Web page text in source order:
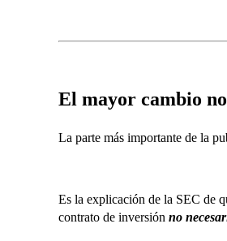
El mayor cambio
La parte más importante de la
Es la explicación de la SEC de
contrato de inversión no